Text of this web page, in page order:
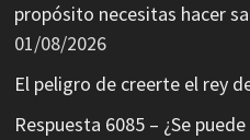
propósito necesitas hacer
01/08/2026
El peligro de creerte el rey
Respuesta 6085 – ¿Se